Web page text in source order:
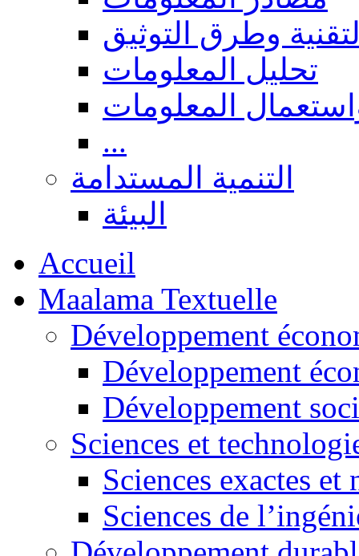
وطرق التوثيق
تحليل المعلومات
المعلومات
...
التنمية المستدامة
البيئة
Accueil
Maalama Textuelle
Développement
Développement
Développement
Sciences et
Sciences exactes et
Sciences de